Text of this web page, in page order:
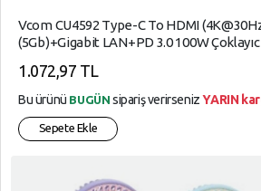
Vcom CU4592 Type-C To HDMI
(5Gb)+Gigabit LAN+PD 3.0 100W
1.072,97 TL
Bu ürünü BUGÜN sipariş verirsenizYARIN
Sepete Ekle